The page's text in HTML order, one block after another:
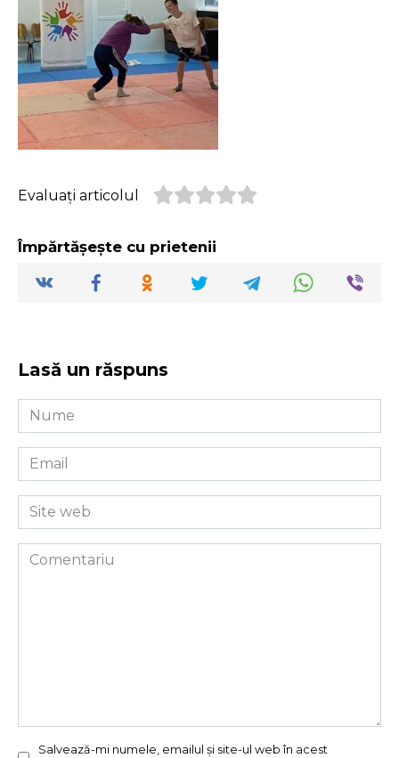
Evaluați articolul
Împărtășește cu prietenii
Lasă un răspuns
Nume
*
Email
*
Site
web
Comentariu
Salvează-mi numele, emailul și site-ul web în acest